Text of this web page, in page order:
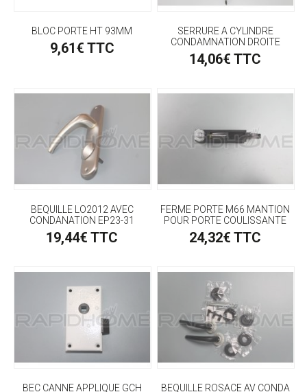
BLOC PORTE HT 93MM
9,61€ TTC
SERRURE A CYLINDRE
CONDAMNATION DROITE
14,06€ TTC
BEQUILLE LO2012 AVEC
CONDANATION EP23-31
19,44€ TTC
FERME PORTE M66 MANTION
POUR PORTE COULISSANTE
24,32€ TTC
BEC CANNE APPLIQUE GCH BEQUILLE ROSACE AV CONDA